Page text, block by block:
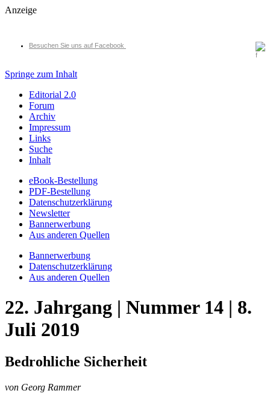
Anzeige
Besuchen Sie uns auf Facebook
Springe zum Inhalt
Editorial 2.0
Forum
Archiv
Impressum
Links
Suche
Inhalt
eBook-Bestellung
PDF-Bestellung
Datenschutzerklärung
Newsletter
Bannerwerbung
Aus anderen Quellen
Bannerwerbung
Datenschutzerklärung
Aus anderen Quellen
22. Jahrgang | Nummer 14 | 8.
Juli 2019
Bedrohliche Sicherheit
von Georg Rammer